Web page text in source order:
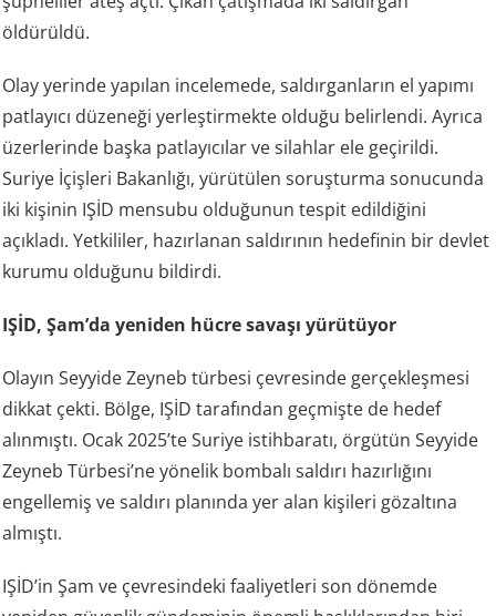
öldürüldü.
Olay yerinde yapılan incelemede, saldırganların el yapımı
patlayıcı düzeneği yerleştirmekte olduğu belirlendi. Ayrıca
üzerlerinde başka patlayıcılar ve silahlar ele geçirildi.
Suriye İçişleri Bakanlığı, yürütülen soruşturma sonucunda
iki kişinin IŞİD mensubu olduğunun tespit edildiğini
açıkladı. Yetkililer, hazırlanan saldırının hedefinin bir devlet
kurumu olduğunu bildirdi.
IŞİD, Şam’da yeniden hücre savaşı yürütüyor
Olayın Seyyide Zeyneb türbesi çevresinde gerçekleşmesi
dikkat çekti. Bölge, IŞİD tarafından geçmişte de hedef
alınmıştı. Ocak 2025’te Suriye istihbaratı, örgütün Seyyide
Zeyneb Türbesi’ne yönelik bombalı saldırı hazırlığını
engellemiş ve saldırı planında yer alan kişileri gözaltına
almıştı.
IŞİD’in Şam ve çevresindeki faaliyetleri son dönemde